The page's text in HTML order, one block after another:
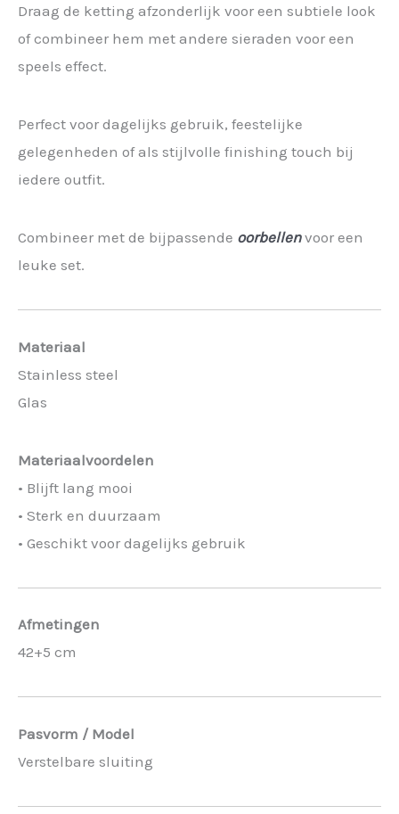
Draag de ketting afzonderlijk voor een subtiele look
of combineer hem met andere sieraden voor een
speels effect.
Perfect voor dagelijks gebruik, feestelijke
gelegenheden of als stijlvolle finishing touch bij
iedere outfit.
Combineer met de bijpassende oorbellenvoor een
leuke set.
Materiaal
Stainless steel
Glas
Materiaalvoordelen
• Blijft lang mooi
• Sterk en duurzaam
• Geschikt voor dagelijks gebruik
Afmetingen
42+5 cm
Pasvorm / Model
Verstelbare sluiting